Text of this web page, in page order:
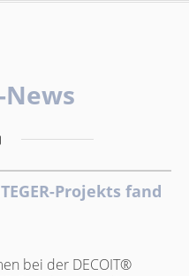
Projekts fand
bei der DECOIT®